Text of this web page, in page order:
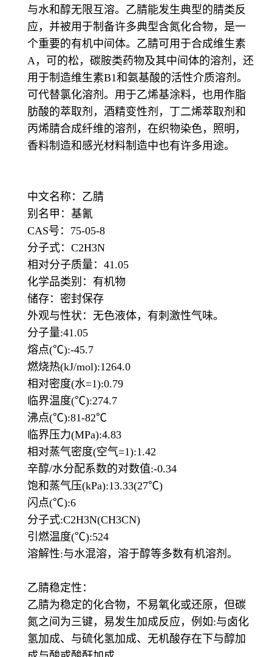
与水和醇无限互溶。乙腈能发生典型的腈类反
应，并被用于制备许多典型含氮化合物，是一
个重要的有机中间体。乙腈可用于合成维生素
A，可的松，碳胺类药物及其中间体的溶剂，还
用于制造维生素B1和氨基酸的活性介质溶剂。
可代替氯化溶剂。用于乙烯基涂料，也用作脂
肪酸的萃取剂，酒精变性剂，丁二烯萃取剂和
丙烯腈合成纤维的溶剂，在织物染色，照明，
香料制造和感光材料制造中也有许多用途。
中文名称：乙腈
别名甲：基氰
CAS号：75-05-8
分子式：C2H3N
相对分子质量：41.05
化学品类别：有机物
储存：密封保存
外观与性状：无色液体，有刺激性气味。
分子量:41.05
熔点(℃):-45.7
燃烧热(kJ/mol):1264.0
相对密度(水=1):0.79
临界温度(℃):274.7
沸点(℃):81-82℃
临界压力(MPa):4.83
相对蒸气密度(空气=1):1.42
辛醇/水分配系数的对数值:-0.34
饱和蒸气压(kPa):13.33(27℃)
闪点(℃):6
分子式:C2H3N(CH3CN)
引燃温度(℃):524
溶解性:与水混溶，溶于醇等多数有机溶剂。
乙腈稳定性：
乙腈为稳定的化合物，不易氧化或还原，但碳
氮之间为三键，易发生加成反应，例如:与卤化
氢加成、与硫化氢加成、无机酸存在下与醇加